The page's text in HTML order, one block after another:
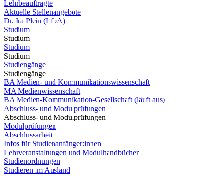
Lehrbeauftragte
Aktuelle Stellenangebote
Dr. Ira Plein (LfbA)
Studium
Studium
Studium
Studium
Studiengänge
Studiengänge
BA Medien- und Kommunikationswissenschaft
MA Medienwissenschaft
BA Medien-Kommunikation-Gesellschaft (läuft aus)
Abschluss- und Modulprüfungen
Abschluss- und Modulprüfungen
Modulprüfungen
Abschlussarbeit
Infos für Studienanfänger:innen
Lehrveranstaltungen und Modulhandbücher
Studienordnungen
Studieren im Ausland